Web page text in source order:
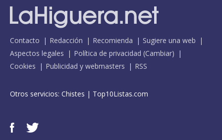
Contacto Redacción Recomienda
Sugiere una web
Aspectos legales
Política de privacidad (Cambiar)
Cookies
Publicidad y webmasters RSS
Otros servicios: Chistes | Top10Listas.com